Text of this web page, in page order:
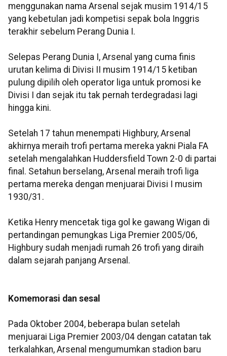
menggunakan nama Arsenal sejak musim 1914/15
yang kebetulan jadi kompetisi sepak bola Inggris
terakhir sebelum Perang Dunia I.
Selepas Perang Dunia I, Arsenal yang cuma finis
urutan kelima di Divisi II musim 1914/15 ketiban
pulung dipilih oleh operator liga untuk promosi ke
Divisi I dan sejak itu tak pernah terdegradasi lagi
hingga kini.
Setelah 17 tahun menempati Highbury, Arsenal
akhirnya meraih trofi pertama mereka yakni Piala FA
setelah mengalahkan Huddersfield Town 2-0 di partai
final. Setahun berselang, Arsenal meraih trofi liga
pertama mereka dengan menjuarai Divisi I musim
1930/31.
Ketika Henry mencetak tiga gol ke gawang Wigan di
pertandingan pemungkas Liga Premier 2005/06,
Highbury sudah menjadi rumah 26 trofi yang diraih
dalam sejarah panjang Arsenal.
Komemorasi dan sesal
Pada Oktober 2004, beberapa bulan setelah
menjuarai Liga Premier 2003/04 dengan catatan tak
terkalahkan, Arsenal mengumumkan stadion baru